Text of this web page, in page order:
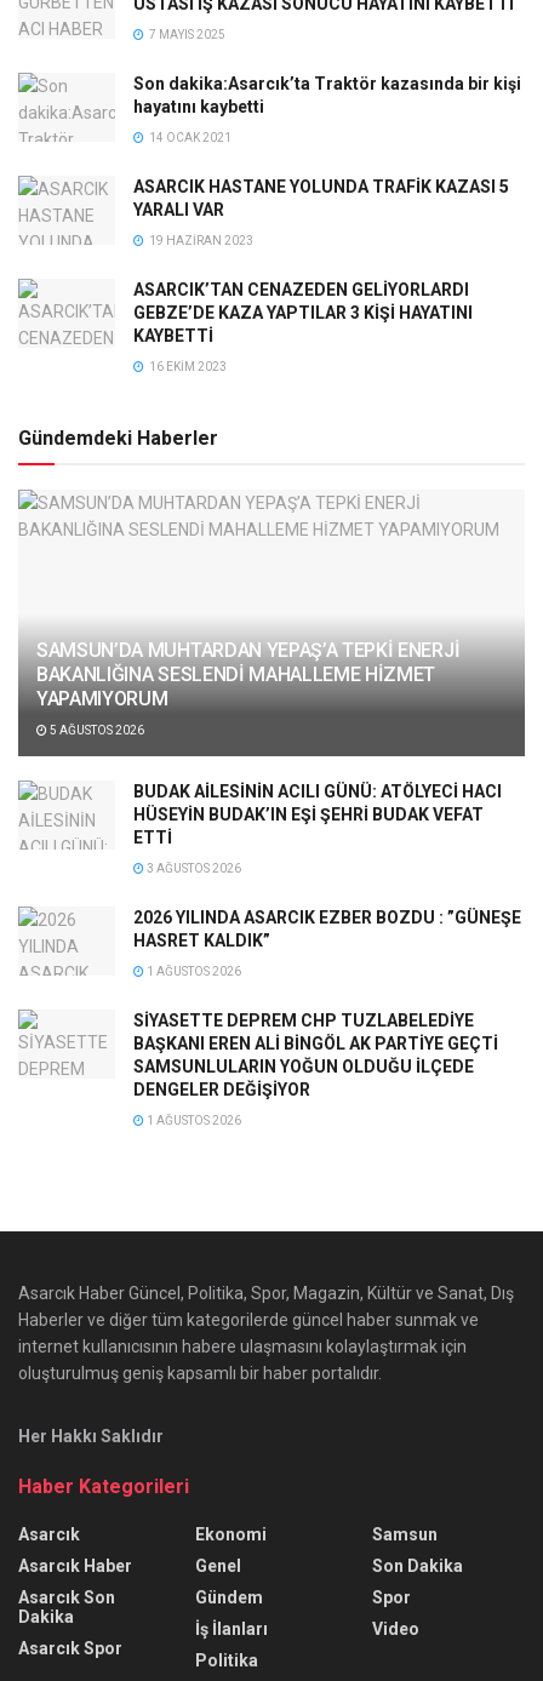
7 MAYIS 2025
Son dakika:Asarcık’ta Traktör kazasında bir kişi
hayatını kaybetti
14 OCAK 2021
ASARCIK HASTANE YOLUNDA TRAFİK KAZASI 5
YARALI VAR
19 HAZIRAN 2023
ASARCIK’TAN CENAZEDEN GELİYORLARDI
GEBZE’DE KAZA YAPTILAR 3 KİŞİ HAYATINI
KAYBETTİ
16 EKIM 2023
Gündemdeki Haberler
SAMSUN’DA MUHTARDAN YEPAŞ’A TEPKİ ENERJİ
BAKANLIĞINA SESLENDİ MAHALLEME HİZMET
YAPAMIYORUM
5 AĞUSTOS 2026
BUDAK AİLESİNİN ACILI GÜNÜ: ATÖLYECİ HACI
HÜSEYİN BUDAK’IN EŞİ ŞEHRİ BUDAK VEFAT
ETTİ
3 AĞUSTOS 2026
2026 YILINDA ASARCIK EZBER BOZDU : ”GÜNEŞE
HASRET KALDIK”
1 AĞUSTOS 2026
SİYASETTE DEPREM CHP TUZLABELEDİYE
BAŞKANI EREN ALİ BİNGÖL AK PARTİYE GEÇTİ
SAMSUNLULARIN YOĞUN OLDUĞU İLÇEDE
DENGELER DEĞİŞİYOR
1 AĞUSTOS 2026
Asarcık Haber Güncel, Politika, Spor, Magazin, Kültür ve Sanat, Dış
Haberler ve diğer tüm kategorilerde güncel haber sunmak ve
internet kullanıcısının habere ulaşmasını kolaylaştırmak için
oluşturulmuş geniş kapsamlı bir haber portalıdır.
Her Hakkı Saklıdır
Haber Kategorileri
Asarcık
Asarcık Haber
Asarcık Son
Dakika
Asarcık Spor
Ekonomi
Genel
Gündem
İş İlanları
Politika
Samsun
Son Dakika
Spor
Video